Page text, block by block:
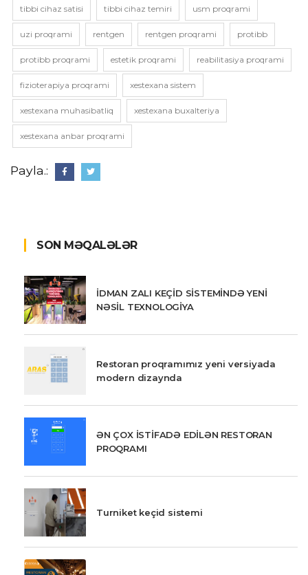
tibbi cihaz satisi tibbi cihaz temiri usm proqrami
uzi proqrami rentgen rentgen proqrami protibb
protibb proqrami estetik proqrami reabilitasiya proqrami
fizioterapiya proqrami xestexana sistem
xestexana muhasibatliq xestexana buxalteriya
xestexana anbar proqrami
Payla.:
SON MƏQALƏLƏR
İDMAN ZALI KEÇİD SİSTEMİNDƏ YENİ
NƏSİL TEXNOLOGİYA
Restoran proqramımız yeni versiyada
modern dizaynda
ƏN ÇOX İSTİFADƏ EDİLƏN RESTORAN
PROQRAMI
Turniket keçid sistemi